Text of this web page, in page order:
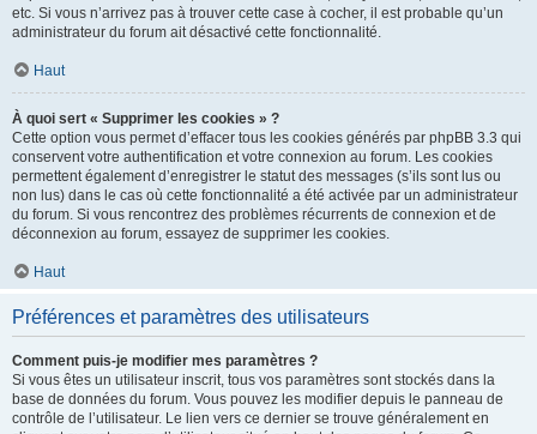
etc. Si vous n’arrivez pas à trouver cette case à cocher, il est probable qu’un
administrateur du forum ait désactivé cette fonctionnalité.
Haut
À quoi sert « Supprimer les cookies » ?
Cette option vous permet d’effacer tous les cookies générés par phpBB 3.3 qui
conservent votre authentification et votre connexion au forum. Les cookies
permettent également d’enregistrer le statut des messages (s’ils sont lus ou
non lus) dans le cas où cette fonctionnalité a été activée par un administrateur
du forum. Si vous rencontrez des problèmes récurrents de connexion et de
déconnexion au forum, essayez de supprimer les cookies.
Haut
Préférences et paramètres des utilisateurs
Comment puis-je modifier mes paramètres ?
Si vous êtes un utilisateur inscrit, tous vos paramètres sont stockés dans la
base de données du forum. Vous pouvez les modifier depuis le panneau de
contrôle de l’utilisateur. Le lien vers ce dernier se trouve généralement en